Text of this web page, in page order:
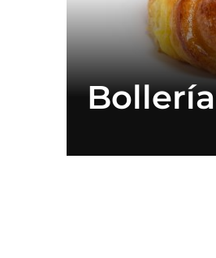
Bollería